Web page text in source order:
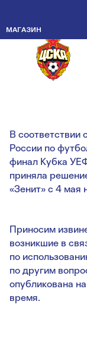
МАГАЗИНМАТЧ
НОВОСТИ
В соответствии
России по
финал Кубка
приняла
«Зенит» с 4 мая
Приносим
возникшие в
по
по другим
опубликована
время.